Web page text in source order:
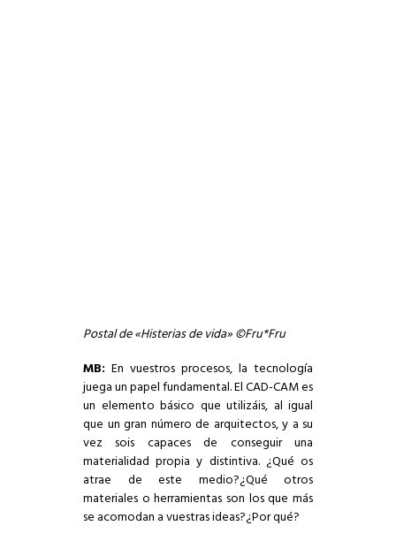
Postal de «Histerias de vida» ©Fru*Fru
MB: En vuestros procesos, la tecnología
juega un papel fundamental. El CAD-CAM es
un elemento básico que utilizáis, al igual
que un gran número de arquitectos, y a su
vez sois capaces de conseguir una
materialidad propia y distintiva. ¿Qué os
atrae de este medio?¿Qué otros
materiales o herramientas son los que más
se acomodan a vuestras ideas?¿Por qué?